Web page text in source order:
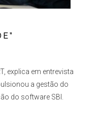
explica em entrevista
a gestão do
do software SBI.